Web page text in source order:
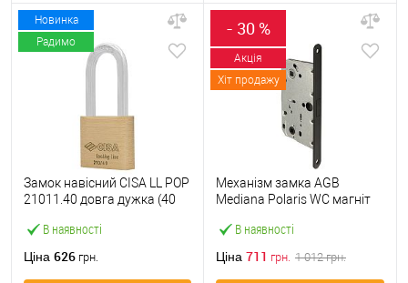
Новинка
Радимо
В наявності
Замок навісний CISA LL POP
21011.40 довга дужка (40
Ціна 626 грн.
- 30 %
Акція
Хіт продажу
В наявності
Механізм замка AGB
Mediana Polaris WC магніт
Ціна 711 грн. 1 012грн.